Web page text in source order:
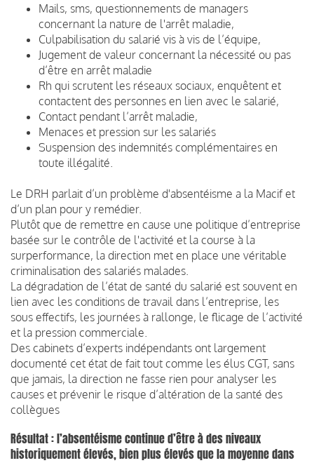
Mails, sms, questionnements de managers
concernant la nature de l'arrêt maladie,
Culpabilisation du salarié vis à vis de l’équipe,
Jugement de valeur concernant la nécessité ou pas
d’être en arrêt maladie
Rh qui scrutent les réseaux sociaux, enquêtent et
contactent des personnes en lien avec le salarié,
Contact pendant l’arrêt maladie,
Menaces et pression sur les salariés
Suspension des indemnités complémentaires en
toute illégalité.
Le DRH parlait d’un problème d'absentéisme a la Macif et
d’un plan pour y remédier.
Plutôt que de remettre en cause une politique d’entreprise
basée sur le contrôle de l'activité et la course à la
surperformance, la direction met en place une véritable
criminalisation des salariés malades.
La dégradation de l’état de santé du salarié est souvent en
lien avec les conditions de travail dans l’entreprise, les
sous effectifs, les journées à rallonge, le flicage de l’activité
et la pression commerciale.
Des cabinets d’experts indépendants ont largement
documenté cet état de fait tout comme les élus CGT, sans
que jamais, la direction ne fasse rien pour analyser les
causes et prévenir le risque d’altération de la santé des
collègues
Résultat : l’absentéisme continue d’être à des niveaux
historiquement élevés, bien plus élevés que la moyenne dans